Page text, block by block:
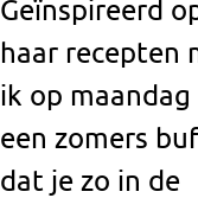
Geïnspireerd
haar recepten
ik op
een zomers
dat je zo in de